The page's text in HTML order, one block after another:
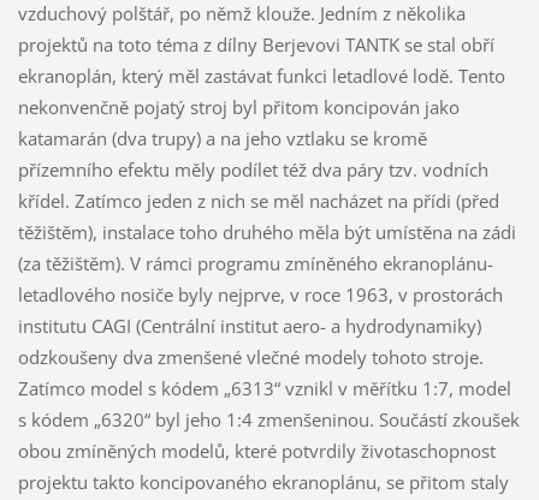
vzduchový polštář, po němž klouže. Jedním z několika
projektů na toto téma z dílny Berjevovi TANTK se stal obří
ekranoplán, který měl zastávat funkci letadlové lodě. Tento
nekonvenčně pojatý stroj byl přitom koncipován jako
katamarán (dva trupy) a na jeho vztlaku se kromě
přízemního efektu měly podílet též dva páry tzv. vodních
křídel. Zatímco jeden z nich se měl nacházet na přídi (před
těžištěm), instalace toho druhého měla být umístěna na zádi
(za těžištěm). V rámci programu zmíněného ekranoplánu-
letadlového nosiče byly nejprve, v roce 1963, v prostorách
institutu CAGI (Centrální institut aero- a hydrodynamiky)
odzkoušeny dva zmenšené vlečné modely tohoto stroje.
Zatímco model s kódem „6313“ vznikl v měřítku 1:7, model
s kódem „6320“ byl jeho 1:4 zmenšeninou. Součástí zkoušek
obou zmíněných modelů, které potvrdily životaschopnost
projektu takto koncipovaného ekranoplánu, se přitom staly